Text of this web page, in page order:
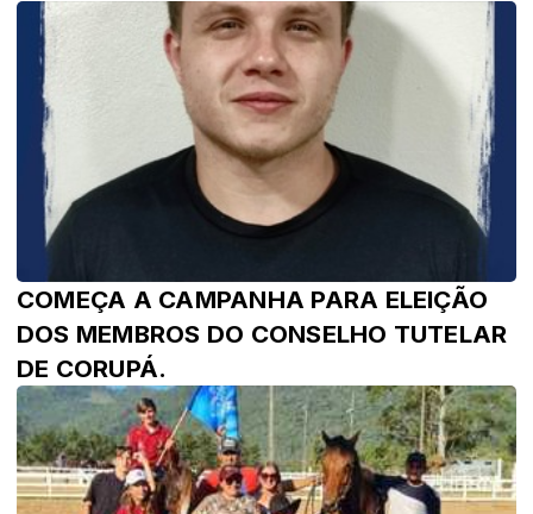
COMEÇA A CAMPANHA PARA ELEIÇÃO
DOS MEMBROS DO CONSELHO TUTELAR
DE CORUPÁ.